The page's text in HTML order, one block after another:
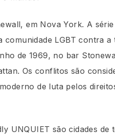
em Nova York. A série
comunidade LGBT contra
de 1969, no bar
Os conflitos são
de luta pelos
UNQUIET são cidades de